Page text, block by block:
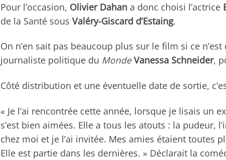
Pour l’occasion, Olivier Dahan a donc choisi l’actrice
de la Santé sous Valéry-Giscard d’Estaing.
On n’en sait pas beaucoup plus sur le film si ce
journaliste politique du MondeVanessa Schneider,
Côté distribution et une éventuelle date de sortie,
« Je l’ai rencontrée cette année, lorsque je lisais un
s’est bien aimées. Elle a tous les atouts : la pudeur,
chez moi et je l’ai invitée. Mes amies étaient toutes
Elle est partie dans les dernières. » Déclarait la